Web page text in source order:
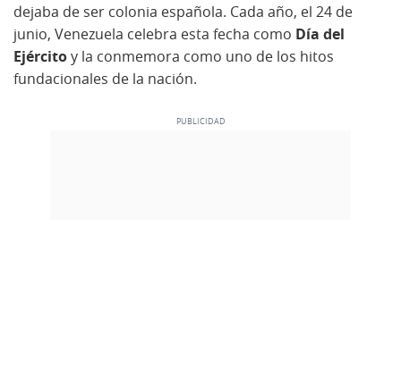
dejaba de ser colonia española. Cada año, el 24 de
junio, Venezuela celebra esta fecha como Día del
Ejércitoy la conmemora como uno de los hitos
fundacionales de la nación.